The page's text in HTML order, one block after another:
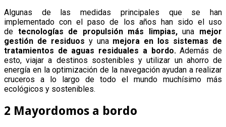
Algunas de las medidas principales que se han
implementado con el paso de los años han sido el uso
de tecnologías de propulsión más limpias,una mejor
gestión de residuos y una mejora en los sistemas de
tratamientos de aguas residuales a bordo. Además de
esto, viajar a destinos sostenibles y utilizar un ahorro de
energía en la optimización de la navegación ayudan a realizar
cruceros a lo largo de todo el mundo muchísimo más
ecológicos y sostenibles.
2 Mayordomos a bordo